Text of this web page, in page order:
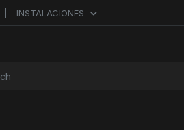
INSTALACIONES